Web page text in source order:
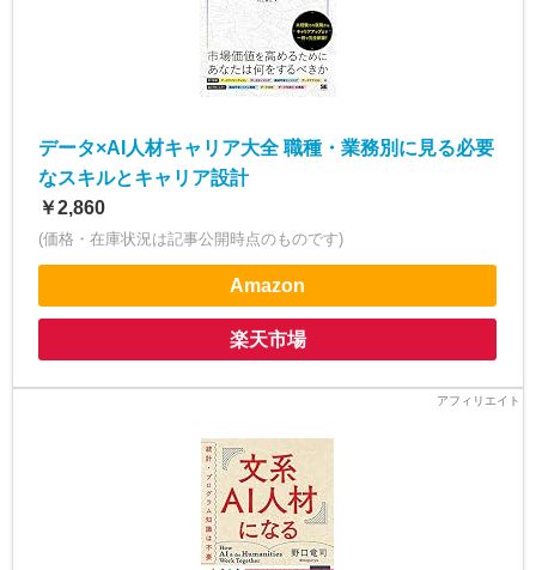
データ×AI人材キャリア大全 職種・業務別に見る必要
なスキルとキャリア設計
￥2,860
(価格・在庫状況は記事公開時点のものです)
Amazon
楽天市場